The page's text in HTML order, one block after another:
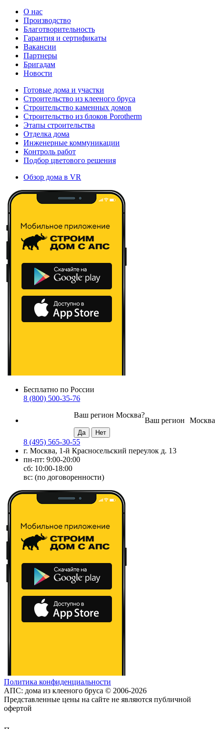
О нас
Производство
Благотворительность
Гарантия и сертификаты
Вакансии
Партнеры
Бригадам
Новости
Готовые дома и участки
Строительство из клееного бруса
Строительство каменных домов
Строительство из блоков Porotherm
Этапы строительства
Отделка дома
Инженерные коммуникации
Контроль работ
Подбор цветового решения
Обзор дома в VR
Бесплатно по России
8 (800) 500-35-76
Москва
Ваш регион
Ваш регион Москва?
8 (495) 565-30-55
г. Москва, 1-й Красносельский переулок д. 13
пн-пт: 9:00-20:00
сб: 10:00-18:00
вс: (по договоренности)
Политика конфиденциальности
АПС: дома из клееного бруса © 2006-2026
Представленные цены на сайте не являются публичной
офертой